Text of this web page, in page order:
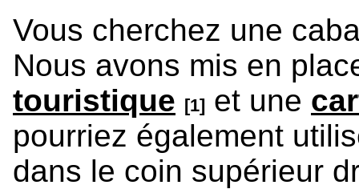
Vous cherchez une
Nous avons mis en
touristique [1] et une
pourriez également
dans le coin supérieur